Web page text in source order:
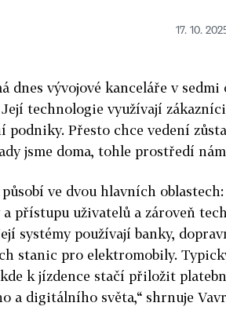
17. 10.
dnes vývojové kanceláře v
Její technologie využívají
podniky. Přesto chce vedení
jsme doma, tohle prostředí
ve dvou hlavních oblastech:
přístupu uživatelů a zároveň
systémy používají banky,
stanic pro elektromobily.
k jízdence stačí přiložit
a digitálního světa,“ shrnuje